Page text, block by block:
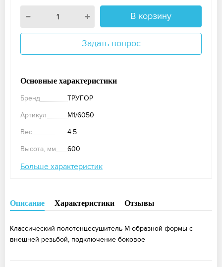
В корзину
Задать вопрос
Основные характеристики
Бренд
ТРУГОР
Артикул
М1/6050
Вес
4.5
Высота, мм
600
Больше характеристик
Описание Характеристики Отзывы
Классический полотенцесушитель М-образной формы с
внешней резьбой, подключение боковое